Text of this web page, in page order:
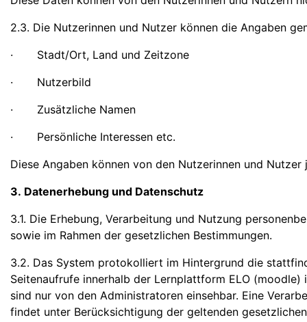
2.3. Die Nutzerinnen und Nutzer können die Angaben
· Stadt/Ort, Land und Zeitzone
· Nutzerbild
· Zusätzliche Namen
· Persönliche Interessen etc.
Diese Angaben können von den Nutzerinnen und
3. Datenerhebung und Datenschutz
3.1. Die Erhebung, Verarbeitung und Nutzung
sowie im Rahmen der gesetzlichen Bestimmungen.
3.2. Das System protokolliert im Hintergrund die
Seitenaufrufe innerhalb der Lernplattform ELO
sind nur von den Administratoren einsehbar. Eine
findet unter Berücksichtigung der geltenden